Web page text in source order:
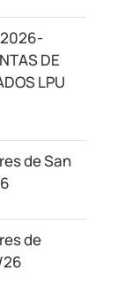
2026-
DE
LPU
de San
de
26